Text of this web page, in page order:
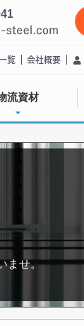
覧 会社概要
流資材
ませ。